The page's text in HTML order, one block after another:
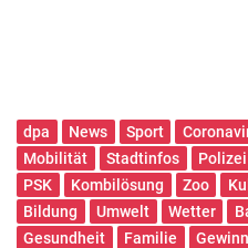
dpa News Sport
Mobilität
Stadtinfos Polizei
PSK
Kombilösung Zoo
Bildung
Umwelt Wetter
Gesundheit
Familie